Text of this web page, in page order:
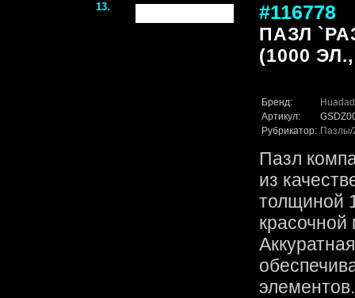
13. #116778
ПАЗЛ
(1000
Бренд:
Артикул:
Рубрикатор: Пазлы/
Пазл
из
толщиной
красочной